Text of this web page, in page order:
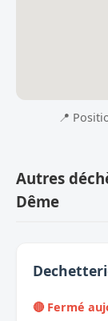
📍
Autres
Dême
🔴 Fermé